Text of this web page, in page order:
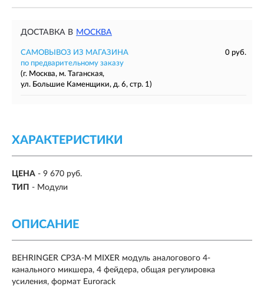
ДОСТАВКА В МОСКВА
САМОВЫВОЗ ИЗ МАГАЗИНА
0 руб.
по предварительному заказу
(г. Москва, м. Таганская,
ул. Большие Каменщики, д. 6, стр. 1)
ХАРАКТЕРИСТИКИ
ЦЕНА - 9 670 руб.
ТИП - Модули
ОПИСАНИЕ
BEHRINGER CP3A-M MIXER модуль аналогового 4-
канального микшера, 4 фейдера, общая регулировка
усиления, формат Eurorack